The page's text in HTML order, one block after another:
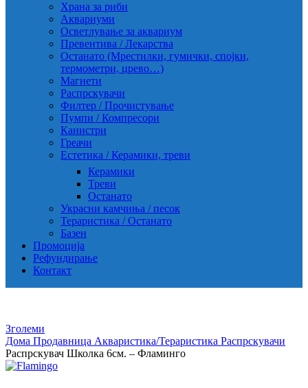
Храна за риби
Аквариуми
Осветлување за аквариум
Превентива / Лекарства
Останато (Мрестилки, гумички, спојки,
термометри, црево…)
Магнети
Распрскувачи
Филтер / Прочистување
Пумпи / Компресори
Канистри
Греачи
Естетика / Керамики, треви
Керамики
Треви
Останато
Украсни камчиња / песок
Тераристика / Останато
Базен
Промоција
Рефундирање
Контакт
Зголеми
Дома Продавница Акваристика/Тераристика Распрскувачи
Распрскувач Школка 6см. – Фламинго